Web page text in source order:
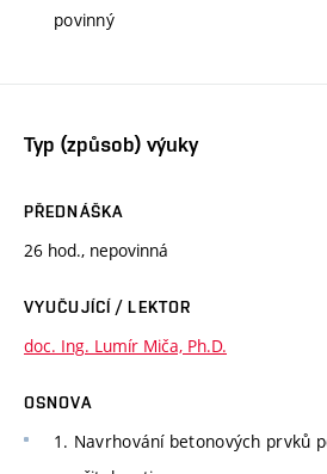
povinný
Typ (způsob) výuky
PŘEDNÁŠKA
26 hod., nepovinná
VYUČUJÍCÍ / LEKTOR
doc. Ing. Lumír Miča, Ph.D.
OSNOVA
1. Navrhování betonových prvků